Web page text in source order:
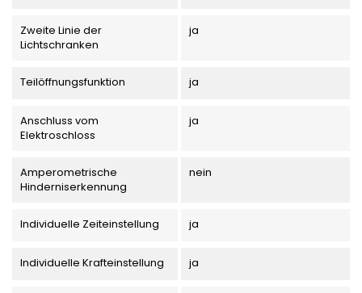
Zweite Linie der
Lichtschranken
ja
Teilöffnungsfunktion ja
Anschluss vom
Elektroschloss
ja
Amperometrische
Hinderniserkennung
nein
Individuelle Zeiteinstellung ja
Individuelle Krafteinstellung ja